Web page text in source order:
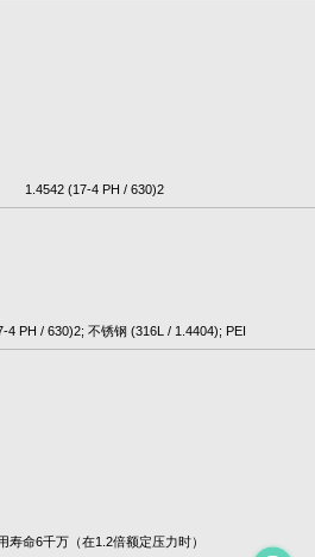
1.4542 (17-4 PH / 630)2
4 PH / 630)2; 不锈钢 (316L / 1.4404); PEI
寿命6千万（在1.2倍额定压力时）